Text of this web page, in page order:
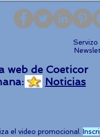
Servizo
web de Coeticor
Noticias
el video promocional.